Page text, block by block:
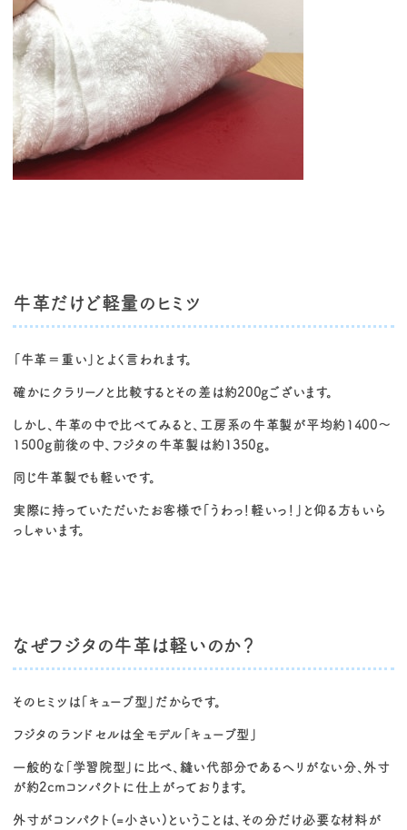
牛革だけど軽量のヒミツ
「牛革＝重い」とよく言われます。
確かにクラリーノと比較するとその差は約200gございます。
しかし、牛革の中で比べてみると、工房系の牛革製が平均約1400〜
1500g前後の中、フジタの牛革製は約1350g。
同じ牛革製でも軽いです。
実際に持っていただいたお客様で「うわっ！軽いっ！」と仰る方もいら
っしゃいます。
なぜフジタの牛革は軽いのか？
そのヒミツは「キューブ型」だからです。
フジタのランドセルは全モデル「キューブ型」
一般的な「学習院型」に比べ、縫い代部分であるヘリがない分、外寸
が約2cmコンパクトに仕上がっております。
外寸がコンパクト(=小さい)ということは、その分だけ必要な材料が